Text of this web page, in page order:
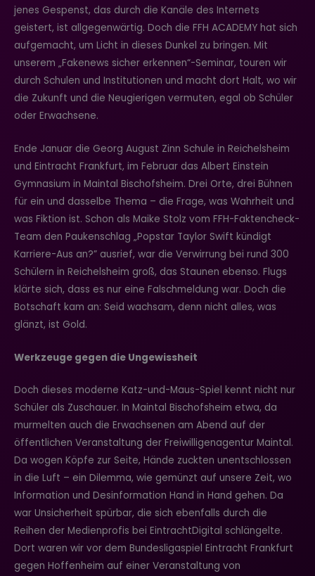
jenes Gespenst, das durch die Kanäle des Internets
geistert, ist allgegenwärtig. Doch die FFH ACADEMY hat sich
aufgemacht, um Licht in dieses Dunkel zu bringen. Mit
unserem „Fakenews sicher erkennen“-Seminar, touren wir
durch Schulen und Institutionen und macht dort Halt, wo wir
die Zukunft und die Neugierigen vermuten, egal ob Schüler
oder Erwachsene.
Ende Januar die Georg August Zinn Schule in Reichelsheim
und Eintracht Frankfurt, im Februar das Albert Einstein
Gymnasium in Maintal Bischofsheim. Drei Orte, drei Bühnen
für ein und dasselbe Thema – die Frage, was Wahrheit und
was Fiktion ist. Schon als Maike Stolz vom FFH-Faktencheck-
Team den Paukenschlag „Popstar Taylor Swift kündigt
Karriere-Aus an?” ausrief, war die Verwirrung bei rund 300
Schülern in Reichelsheim groß, das Staunen ebenso. Flugs
klärte sich, dass es nur eine Falschmeldung war. Doch die
Botschaft kam an: Seid wachsam, denn nicht alles, was
glänzt, ist Gold.
Werkzeuge gegen die Ungewissheit
Doch dieses moderne Katz-und-Maus-Spiel kennt nicht nur
Schüler als Zuschauer. In Maintal Bischofsheim etwa, da
murmelten auch die Erwachsenen am Abend auf der
öffentlichen Veranstaltung der Freiwilligenagentur Maintal.
Da wogen Köpfe zur Seite, Hände zuckten unentschlossen
in die Luft – ein Dilemma, wie gemünzt auf unsere Zeit, wo
Information und Desinformation Hand in Hand gehen. Da
war Unsicherheit spürbar, die sich ebenfalls durch die
Reihen der Medienprofis bei EintrachtDigital schlängelte.
Dort waren wir vor dem Bundesligaspiel Eintracht Frankfurt
gegen Hoffenheim auf einer Veranstaltung von